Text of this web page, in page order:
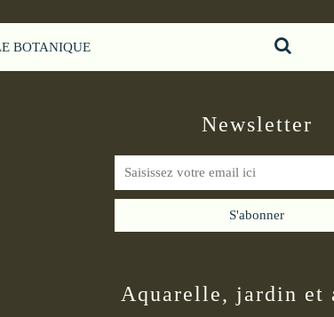
BOTANIQUE
Newsletter
Aquarelle, jardin et